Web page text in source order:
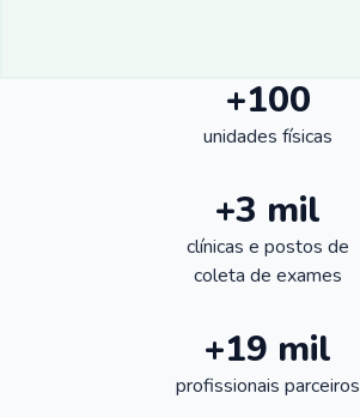
+100
unidades físicas
+3 mil
clínicas e postos de
coleta de exames
+19 mil
profissionais parceiros